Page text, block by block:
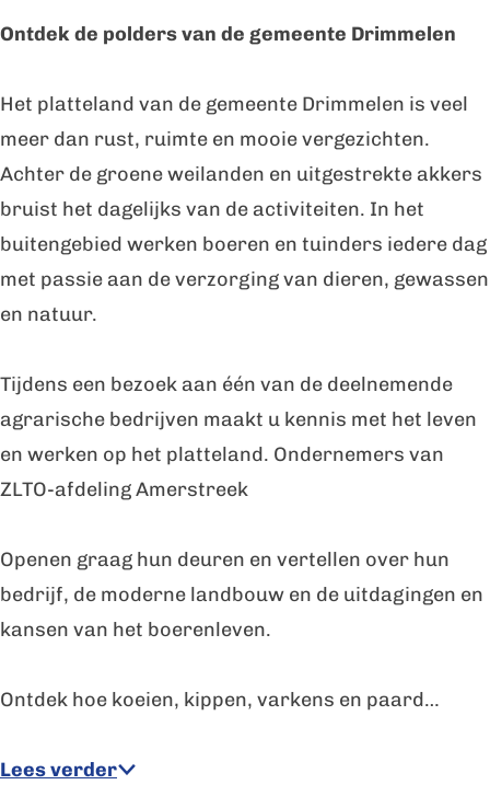
r
e
B
o
e
r
f
B
r
e
n
e
r
s
o
r
d
e
B
o
e
a
m
B
r
n
d
e
s
Ontdek de polders van de gemeente Drimmelen
Het platteland van de gemeente Drimmelen is veel
meer dan rust, ruimte en mooie vergezichten.
Achter de groene weilanden en uitgestrekte akkers
bruist het dagelijks van de activiteiten. In het
buitengebied werken boeren en tuinders iedere dag
met passie aan de verzorging van dieren, gewassen
en natuur.
Tijdens een bezoek aan één van de deelnemende
agrarische bedrijven maakt u kennis met het leven
en werken op het platteland. Ondernemers van
ZLTO-afdeling Amerstreek
Openen graag hun deuren en vertellen over hun
bedrijf, de moderne landbouw en de uitdagingen en
kansen van het boerenleven.
Ontdek hoe koeien, kippen, varkens en paard…
Lees verder